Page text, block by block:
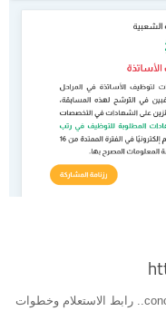
نتائج مسابقة الأساتذة 2026 عبر concours.onec.dz.. رابط الاستعلام وخطوات